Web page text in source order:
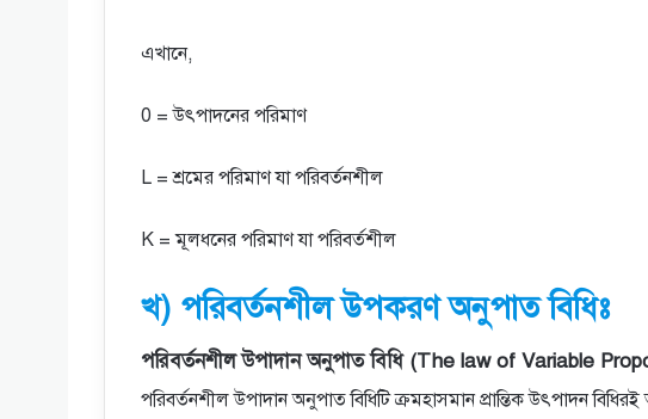
এখানে,
0 = উৎপাদনের পরিমাণ
L = শ্রমের পরিমাণ যা পরিবর্তনশীল
K = মূলধনের পরিমাণ যা পরিবর্তশীল
খ) পরিবর্তনশীল উপকরণ অনুপাত বিধিঃ
পরিবর্তনশীল উপাদান অনুপাত বিধি (The law of Variable
পরিবর্তনশীল উপাদান অনুপাত বিধিটি ক্রমহাসমান প্রান্তিক উৎপাদন